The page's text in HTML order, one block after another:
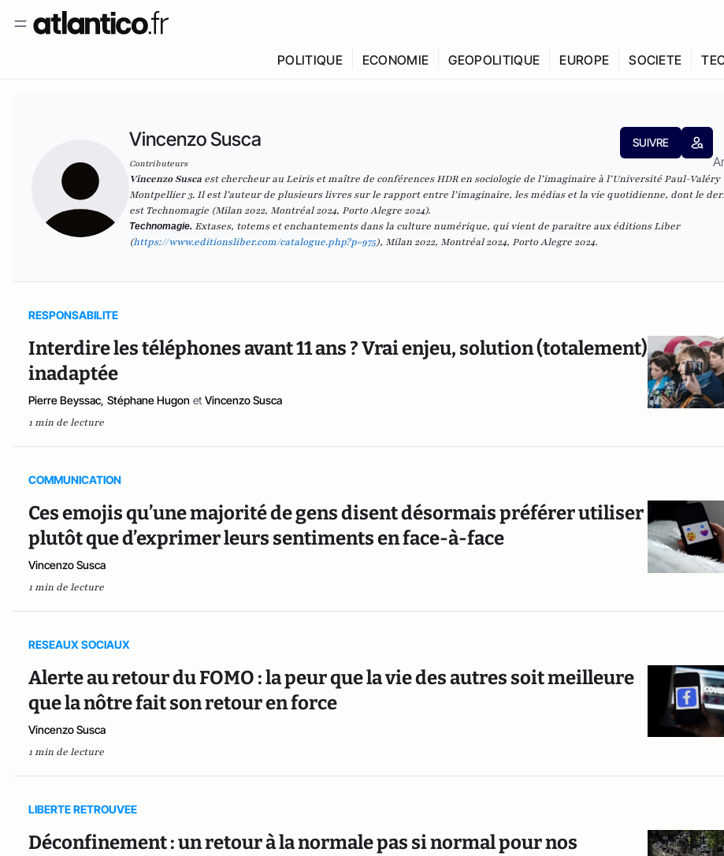
POLITIQUE ECONOMIE GEOPOLITIQUE EUROPE SOCIETE
Vincenzo Susca
Contributeurs
SUIVRE
Vincenzo Susca est chercheur au Leiris et maître de conférences HDR en sociologie de l’imaginaire à l’Université Paul-Valéry
Montpellier 3. Il est l’auteur de plusieurs livres sur le rapport entre l’imaginaire, les médias et la vie quotidienne, dont le
estTechnomagie (Milan 2022, Montréal 2024, Porto Alegre 2024).
Technomagie. Extases, totems et enchantements dans la culture numérique, qui vient de paraitre aux éditions Liber
(https://www.editionsliber.com/catalogue.php?p=975), Milan 2022, Montréal 2024, Porto Alegre 2024.
RESPONSABILITE
Interdire les téléphones avant 11 ans ? Vrai enjeu, solution (totalement)
inadaptée
Pierre Beyssac, Stéphane Hugon et Vincenzo Susca
1 min de lecture
COMMUNICATION
Ces emojis qu’une majorité de gens disent désormais préférer utiliser
plutôt que d’exprimer leurs sentiments en face-à-face
Vincenzo Susca
1 min de lecture
RESEAUX SOCIAUX
Alerte au retour du FOMO : la peur que la vie des autres soit meilleure
que la nôtre fait son retour en force
Vincenzo Susca
1 min de lecture
LIBERTE RETROUVEE
Déconfinement : un retour à la normale pas si normal pour nos